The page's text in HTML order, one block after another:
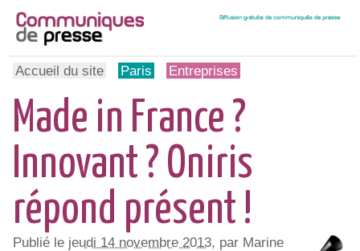
Accueil du site Paris Entreprises
Made in France ?
Innovant ? Oniris
répond présent !
Publié le jeudi 14 novembre 2013, par Marine